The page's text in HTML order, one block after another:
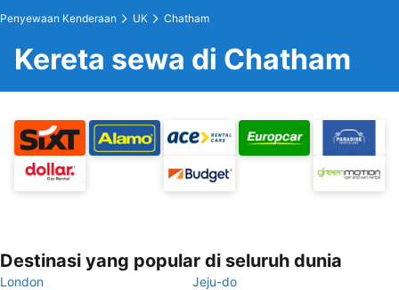
Penyewaan Kenderaan UK Chatham
Kereta sewa di Chatham
Destinasi yang popular di seluruh dunia
London
Jeju-do